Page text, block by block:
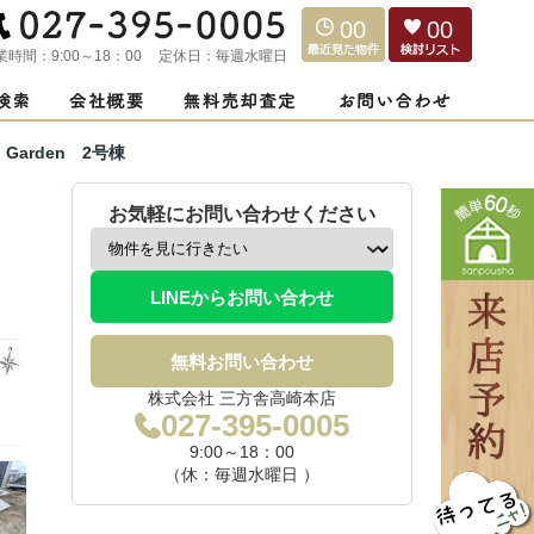
時間： 9:00～18：00 定休日： 毎週水曜日
00 00
2号棟
お気軽にお問い合わせください
LINEからお問い合わせ
無料お問い合わせ
株式会社 三方舎高崎本店
027-395-0005
9:00～18：00
（休：毎週水曜日 ）